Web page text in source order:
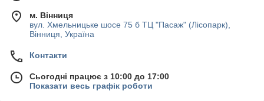
м. Вінниця
вул. Хмельницьке шосе 75 б ТЦ "Пасаж" (Лісопарк),
Вінниця, Україна
Контакти
Сьогодні працює з 10:00 до 17:00
Показати весь графік роботи